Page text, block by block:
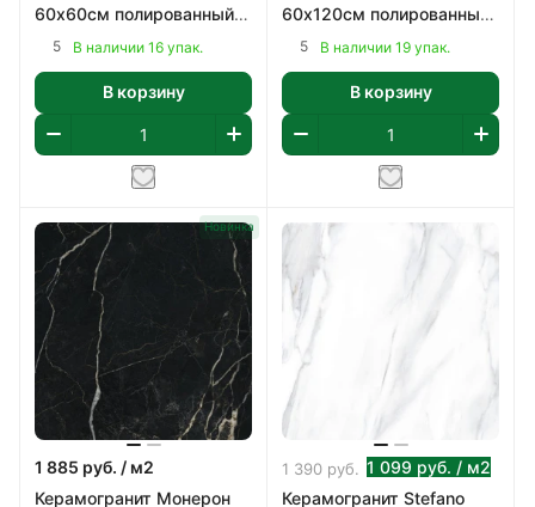
60х60см полированный
цвет бело-серый 1,8 м2/
5 В наличии 16 упак.
В корзину
60х120см полированный
цвет белый с коричнево-
5 В наличии 19 упак.
В корзину
Новинка
1 885 руб. / м2
Керамогранит Монерон
1 390 руб. 1 099 руб. / м2
Керамогранит Stefano